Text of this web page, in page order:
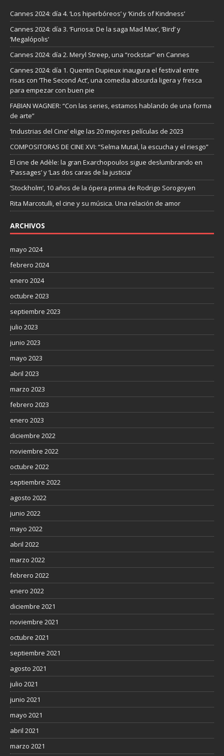
Cannes 2024: día 4. ‘Los hiperbóreos’ y ‘Kinds of Kindness’
Cannes 2024: día 3. ‘Furiosa: De la saga Mad Max’, ‘Bird’ y
‘Megalópolis’
Cannes 2024: día 2. Meryl Streep, una “rockstar” en Cannes
Cannes 2024: día 1. Quentin Dupieux inaugura el festival entre
risas con ‘The Second Act’, una comedia absurda ligera y fresca
para empezar con buen pie
FABIAN WAGNER: “Con las series, estamos hablando de una forma
de arte”
‘Industrias del Cine’ elige las 20 mejores películas de 2023
COMPOSITORAS DE CINE XVI: “Selma Mutal, la escucha y el riesgo”
El cine de Adèle: la gran Exarchopoulos sigue deslumbrando en
’Passages’ y ’Las dos caras de la justicia’
‘Stockholm’, 10 años de la ópera prima de Rodrigo Sorogoyen
Rita Marcotulli, el cine y su música. Una relación de amor
ARCHIVOS
mayo 2024
febrero 2024
enero 2024
octubre 2023
septiembre 2023
julio 2023
junio 2023
mayo 2023
abril 2023
marzo 2023
febrero 2023
enero 2023
diciembre 2022
noviembre 2022
octubre 2022
septiembre 2022
agosto 2022
junio 2022
mayo 2022
abril 2022
marzo 2022
febrero 2022
enero 2022
diciembre 2021
noviembre 2021
octubre 2021
septiembre 2021
agosto 2021
julio 2021
junio 2021
mayo 2021
abril 2021
marzo 2021